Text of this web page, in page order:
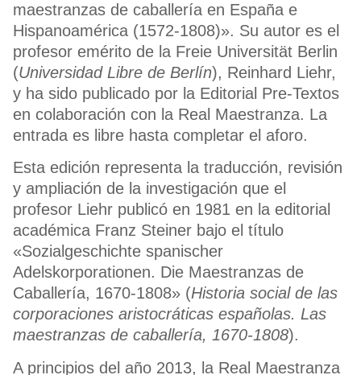
maestranzas de caballería en España e
Hispanoamérica (1572-1808)». Su autor es el
profesor emérito de la Freie Universität Berlin
(Universidad Libre de Berlín), Reinhard Liehr,
y ha sido publicado por la Editorial Pre-Textos
en colaboración con la Real Maestranza. La
entrada es libre hasta completar el aforo.
Esta edición representa la traducción, revisión
y ampliación de la investigación que el
profesor Liehr publicó en 1981 en la editorial
académica Franz Steiner bajo el título
«Sozialgeschichte spanischer
Adelskorporationen. Die Maestranzas de
Caballería, 1670-1808» (Historia social de las
corporaciones aristocráticas españolas. Las
maestranzas de caballería, 1670-1808).
A principios del año 2013, la Real Maestranza